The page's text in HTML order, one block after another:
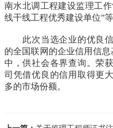
南水北调工程建设监理工
线干线工程优秀建设单位”等
此次当选企业的优良信
的全国联网的企业信用信
中，供社会各界查询。荣
司凭借优良的信用取得更
多的市场份额。